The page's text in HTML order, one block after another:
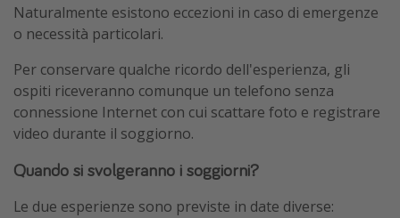
Naturalmente esistono eccezioni in caso di emergenze
o necessità particolari.
Per conservare qualche ricordo dell'esperienza, gli
ospiti riceveranno comunque un telefono senza
connessione Internet con cui scattare foto e registrare
video durante il soggiorno.
Quando si svolgeranno i soggiorni?
Le due esperienze sono previste in date diverse: